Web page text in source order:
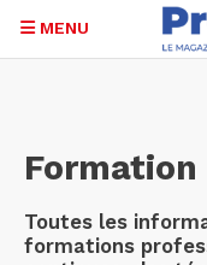
principal
MENU
Toutes les
formations